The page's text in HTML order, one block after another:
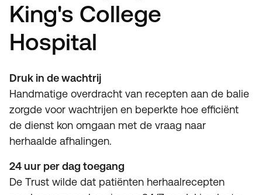
King's College
Hospital
Druk in de wachtrij
Handmatige overdracht van recepten aan de balie
zorgde voor wachtrijen en beperkte hoe efficiënt
de dienst kon omgaan met de vraag naar
herhaalde afhalingen.
24 uur per dag toegang
De Trust wilde dat patiënten herhaalrecepten